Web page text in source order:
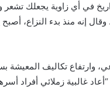
في أي زاوية يجعلك
إنه منذ بدء النزاع،
تكاليف المعيشة
غالبية زملائي أفراد